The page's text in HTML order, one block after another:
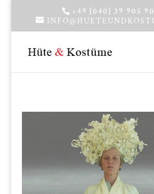
+49 [040] 39 905